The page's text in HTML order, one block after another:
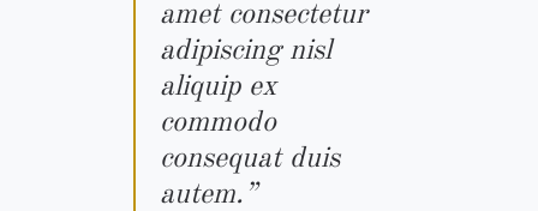
amet consectetur
adipiscing nisl
aliquip ex
commodo
consequat duis
autem.”